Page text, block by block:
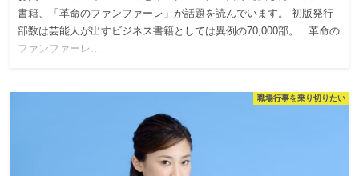
書籍、「革命のファンファーレ」が話題を読んでいます。 初版発行
部数は芸能人が出すビジネス書籍としては異例の70,000部。 革命の
ファンファーレ…
職場行事を乗り切りたい